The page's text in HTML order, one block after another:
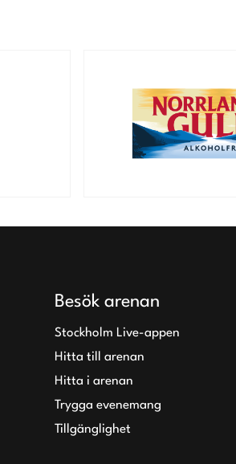
Besök arenan
Stockholm Live-appen
Hitta till arenan
Hitta i arenan
Trygga evenemang
Tillgänglighet